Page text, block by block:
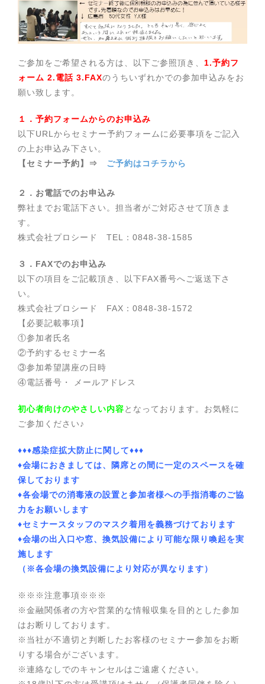
ご参加をご希望される方は、以下ご参照頂き、 1.予約フ
ォーム 2.電話 3.FAXのうちいずれかでの参加申込みをお
願い致します。
１．予約フォームからのお申込み
以下URLからセミナー予約フォームに必要事項をご記入
の上お申込み下さい。
【セミナー予約】⇒ ご予約はコチラから
２．お電話でのお申込み
弊社までお電話下さい。担当者がご対応させて頂きま
す。
株式会社プロシード TEL：0848-38-1585
３．FAXでのお申込み
以下の項目をご記載頂き、以下FAX番号へご返送下さ
い。
株式会社プロシード FAX：0848-38-1572
【必要記載事項】
①参加者氏名
②予約するセミナー名
③参加希望講座の日時
④電話番号・ メールアドレス
初心者向けのやさしい内容となっております。お気軽に
ご参加ください♪
♦♦♦感染症拡大防止に関して♦♦♦
♦会場におきましては、隣席との間に一定のスペースを確
保しております
♦各会場での消毒液の設置と参加者様への手指消毒のご協
力をお願いします
♦セミナースタッフのマスク着用を義務づけております
♦会場の出入口や窓、換気設備により可能な限り喚起を実
施します
（※各会場の換気設備により対応が異なります）
※※※注意事項※※※
※金融関係者の方や営業的な情報収集を目的とした参加
はお断りしております。
※当社が不適切と判断したお客様のセミナー参加をお断
りする場合がございます。
※連絡なしでのキャンセルはご遠慮ください。